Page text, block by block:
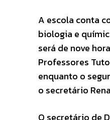
A escola conta
biologia e
será de nove
Professores
enquanto o
o secretário
O secretário de